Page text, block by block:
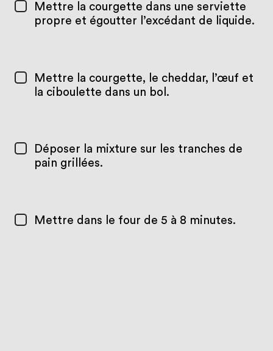
Mettre la courgette dans une serviette
propre et égoutter l’excédant de liquide.
Mettre la courgette, le cheddar, l’œuf et
la ciboulette dans un bol.
Déposer la mixture sur les tranches de
pain grillées.
Mettre dans le four de 5 à 8 minutes.